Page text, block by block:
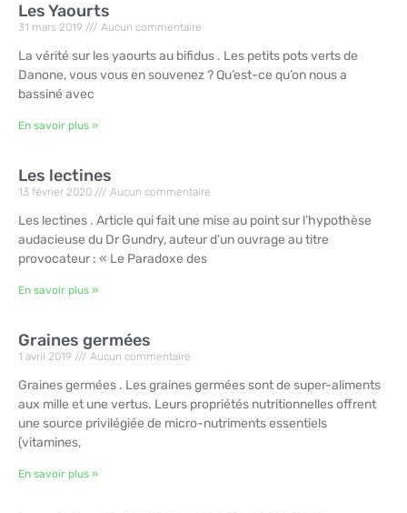
Les Yaourts
31 mars 2019 Aucun commentaire
La vérité sur les yaourts au bifidus . Les petits pots verts de
Danone, vous vous en souvenez ? Qu’est-ce qu’on nous a
bassiné avec
En savoir plus »
Les lectines
13 février 2020 Aucun commentaire
Les lectines . Article qui fait une mise au point sur l’hypothèse
audacieuse du Dr Gundry, auteur d’un ouvrage au titre
provocateur : « Le Paradoxe des
En savoir plus »
Graines germées
1 avril 2019 Aucun commentaire
Graines germées . Les graines germées sont de super-aliments
aux mille et une vertus. Leurs propriétés nutritionnelles offrent
une source privilégiée de micro-nutriments essentiels
(vitamines,
En savoir plus »